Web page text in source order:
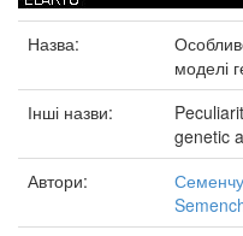
Назва:
моделі
Інші назви:
genetic
Автори: